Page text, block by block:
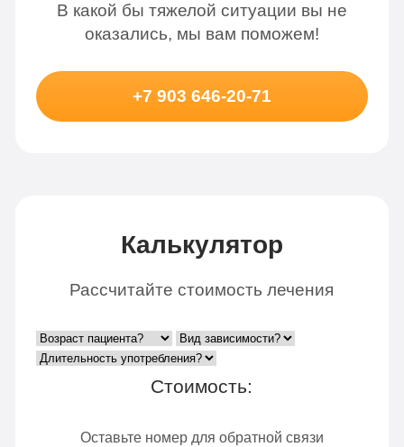
В какой бы тяжелой ситуации вы не
оказались, мы вам поможем!
+7 903 646-20-71
Калькулятор
Рассчитайте стоимость лечения
Стоимость:
Оставьте номер для обратной связи